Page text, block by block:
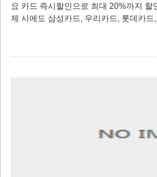
요 카드 즉시할인으로 최대 20%까지 할
제 시에도 삼성카드, 우리카드, 롯데카